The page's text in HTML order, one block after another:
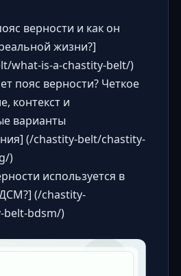
верности и как он
жизни?]
what-is-a-chastity-belt/)
пояс верности? Четкое
контекст и
варианты
(/chastity-belt/chastity-
)
используется в
(/chastity-
belt-bdsm/)